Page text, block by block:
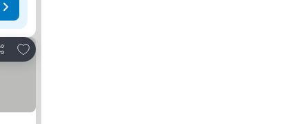
Adicionar aos favoritos